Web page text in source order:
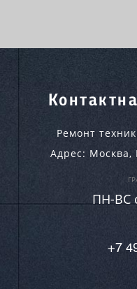
Ремонт
Адрес: Москва,
ПН-ВC
+7